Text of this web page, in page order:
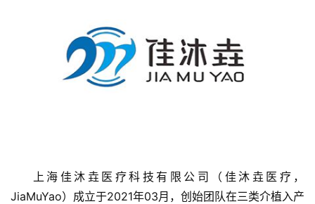
首
上海佳沐垚医疗科技有限公司（佳沐垚医疗，
JiaMuYao）成立于2021年03月，创始团队在三类介植入产